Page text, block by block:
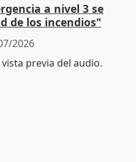
a nivel 3 se
de los incendios"
2026